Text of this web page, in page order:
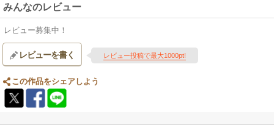
みんなのレビュー
レビュー募集中！
レビューを書く レビュー投稿で最大1000pt!
この作品をシェアしよう